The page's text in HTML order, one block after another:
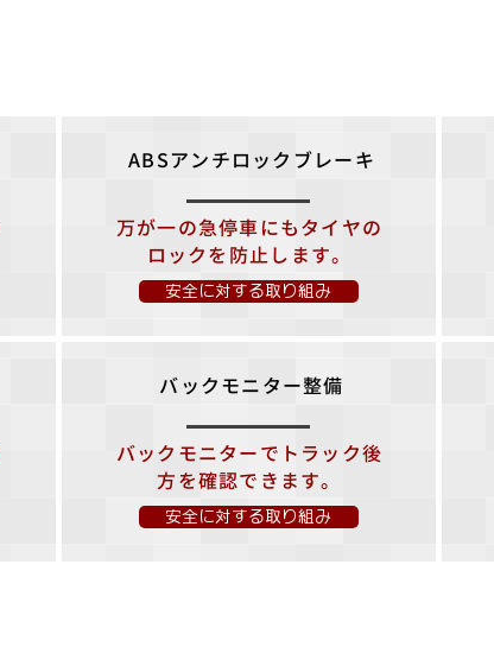
ABSアンチロックブレーキ
万が一の急停車にもタイヤの
ロックを防止します。
安全に対する取り組み
バックモニター整備
バックモニターでトラック後
方を確認できます。
安全に対する取り組み